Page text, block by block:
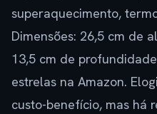
superaquecimento,
Dimensões: 26,5 cm de
13,5 cm de
estrelas na Amazon.
custo-benefício, mas há